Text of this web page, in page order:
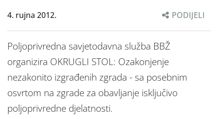
4. rujna 2012. PODIJELI
Poljoprivredna savjetodavna služba BBŽ
organizira OKRUGLI STOL: Ozakonjenje
nezakonito izgrađenih zgrada - sa posebnim
osvrtom na zgrade za obavljanje isključivo
poljoprivredne djelatnosti.